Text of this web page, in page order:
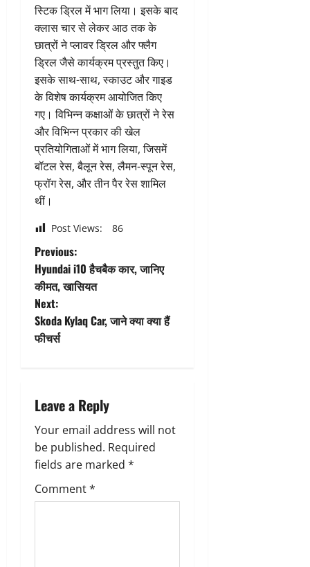
स्टिक ड्रिल में भाग लिया। इसके बाद
क्लास चार से लेकर आठ तक के
छात्रों ने प्लावर ड्रिल और फ्लैग
ड्रिल जैसे कार्यक्रम प्रस्तुत किए।
इसके साथ-साथ, स्काउट और गाइड
के विशेष कार्यक्रम आयोजित किए
गए। विभिन्न कक्षाओं के छात्रों ने रेस
और विभिन्न प्रकार की खेल
प्रतियोगिताओं में भाग लिया, जिसमें
बॉटल रेस, बैलून रेस, लैमन-स्पून रेस,
फ्रॉग रेस, और तीन पैर रेस शामिल
थीं।
Post Views: 86
P
o
s
t
a
v
i
g
Previous:
Hyundai i10 हैचबैक कार, जानिए
कीमत, खासियत
Next:
Skoda Kylaq Car, जाने क्या क्या हैं
फीचर्स
Leave a Reply
Your email address will not
be published. Required
fields are marked *
Comment*